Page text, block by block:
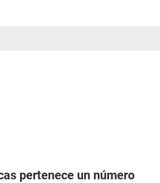
pertenece un número